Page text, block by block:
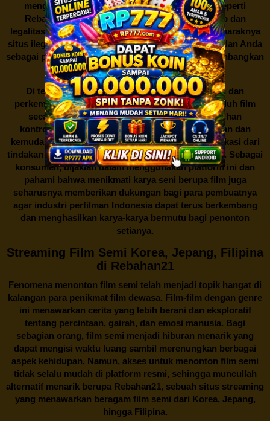
mengunduh film secara gratis dari situs-situs seperti
Rebahan21 juga berarti berurusan dengan risiko dan
legalitas. Seperti yang telah dibahas sebelumnya, maraknya
situs ilegal semacam ini menimbulkan kontroversi, dan Anda
sebagai pengguna juga perlu bijak dalam mempertimbangkan
akibat dari tindakan tersebut.
Di tengah dinamika persaingan industri hiburan dan
perkembangan teknologi, menonton dan mengunduh film
secara gratis diRebahan21menjadi sebuah pilihan
kontroversial. Meskipun menawarkan kenyamanan dan
kemudahan akses, kita juga harus memahami implikasi dari
tindakan ini terhadap para pelaku industri perfilman. Sebagai
konsumen, bijaklah dalam menggunakan platform ini dan
pahami bahwa menikmati karya seni berupa film juga
seharusnya memberikan dukungan bagi para pembuatnya
agar industri perfilman Indonesia dapat terus berkembang
dan menghasilkan karya-karya bermutu bagi penonton
setianya.
Streaming Film Semi Korea, Jepang, Filipina
di Rebahan21
Fenomena menonton film semi telah menjadi topik hangat di
kalangan para penikmat film dewasa. Film-film dengan genre
ini menawarkan cerita yang lebih berani dan eksploratif
tentang percintaan, gairah, dan emosi manusia. Bagi
sebagian orang, film semi menjadi hiburan menarik yang
dapat mengisi waktu luang sambil merenungkan berbagai
aspek kehidupan. Namun, akses untuk menonton film semi
tidak selalu mudah di platform resmi, sehingga muncullah
alternatif menarik berupa Rebahan21, sebuah situs streaming
yang menawarkan beragam film semi dari Korea, Jepang,
hingga Filipina.